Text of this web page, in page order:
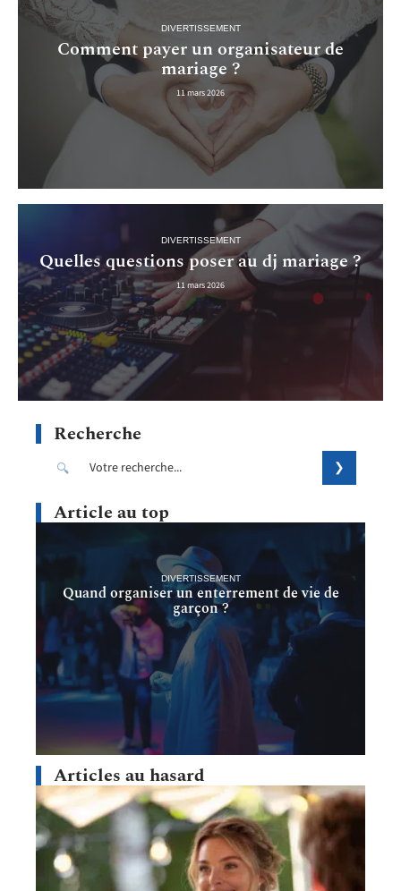
DIVERTISSEMENT
Comment payer un organisateur de
mariage ?
11 mars 2026
DIVERTISSEMENT
Quelles questions poser au dj mariage ?
11 mars 2026
Recherche
Article au top
DIVERTISSEMENT
Quand organiser un enterrement de vie de
garçon ?
Articles au hasard